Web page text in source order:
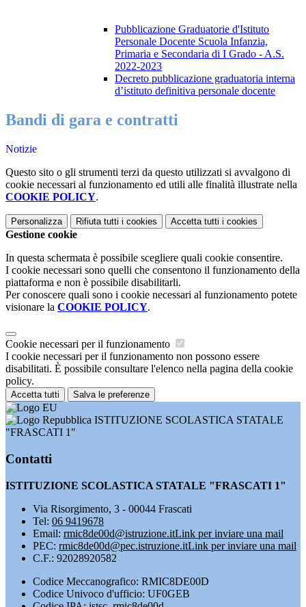
Pubblicazione Graduatorie d'Istituto
Personale Docente Scuola Infanzia,
Primaria e Secondaria di I Grado - A.S.
2022-2023
Decreto pubblicazione graduatoria interna
d’istituto definitiva personale docente
Bandi di gara e contratti
Notizie
Questo sito o gli strumenti terzi da questo utilizzati si avvalgono di
cookie necessari al funzionamento ed utili alle finalità illustrate nella
COOKIE POLICY.
Personalizza Rifiuta tutti i cookies Accetta tutti i cookies
Gestione cookie
In questa schermata è possibile scegliere quali cookie consentire.
I cookie necessari sono quelli che consentono il funzionamento della
piattaforma e non è possibile disabilitarli.
Per conoscere quali sono i cookie necessari al funzionamento potete
visionare la COOKIE POLICY.
Cookie necessari per il funzionamento
I cookie necessari per il funzionamento non possono essere
disabilitati. È possibile consultare l'elenco nella pagina della cookie
policy.
Accetta tutti Salva le preferenze
ISTITUZIONE SCOLASTICA STATALE
"FRASCATI 1"
Contatti
ISTITUZIONE SCOLASTICA STATALE "FRASCATI 1"
Via Risorgimento, 3 - 00044 Frascati
Tel: 06 9419678
Email: rmic8de00d@istruzione.itLink per inviare una mail
PEC: rmic8de00d@pec.istruzione.itLink per inviare una mail
C.F.: 92028920582
Codice Meccanografico: RMIC8DE00D
Codice Univoco d'ufficio: UF0GEB